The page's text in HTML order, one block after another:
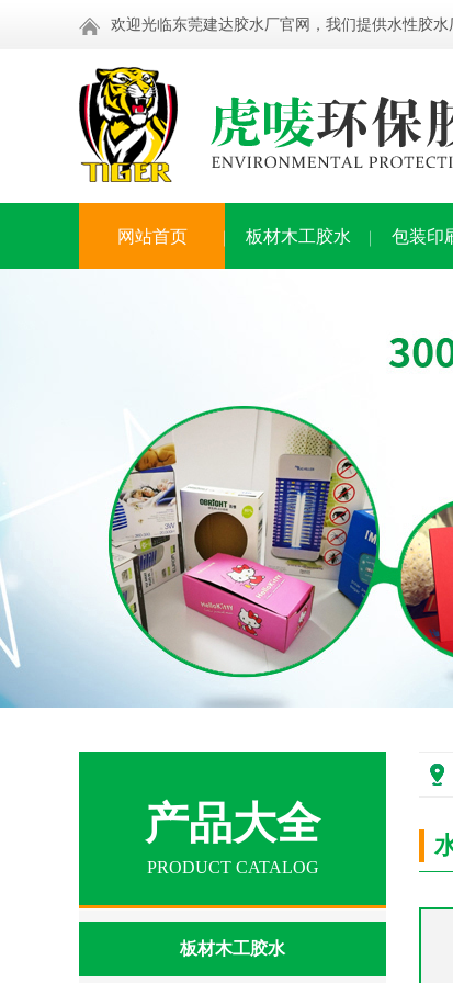
欢迎光临东莞建达胶水厂官网，我们提供水性胶
网站首页 板材木工胶水 包装印
产品大全
PRODUCT CATALOG
板材木工胶水